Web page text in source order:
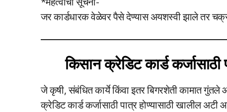
जर कार्डधारक वेळेवर पैसे देण्यास अयशस्वी झाले तर
किसान क्रेडिट कार्ड
जे कृषी, संबंधित कार्ये किंवा इतर बिगरशेती कामात
क्रेडिट कार्ड कर्जासाठी पात्र होण्यासाठी खालील अटी